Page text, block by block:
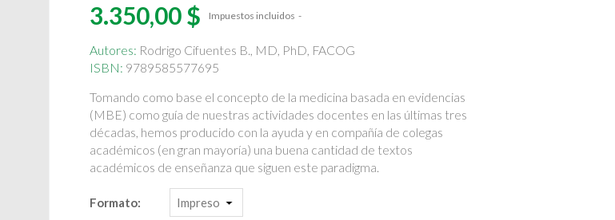
3.350,00 $ Impuestos incluidos
Autores: Rodrigo Cifuentes B., MD, PhD, FACOG
ISBN: 9789585577695
Tomando como base el concepto de la medicina basada en evidencias
(MBE) como guía de nuestras actividades docentes en las últimas tres
décadas, hemos producido con la ayuda y en compañía de colegas
académicos (en gran mayoría) una buena cantidad de textos
académicos de enseñanza que siguen este paradigma.
Formato: